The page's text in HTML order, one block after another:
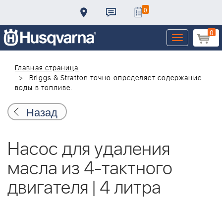
0
0
Toggle
navigation
Главная страница
Briggs & Stratton точно определяет содержание
воды в топливе.
Назад
Насос для удаления
масла из 4-тактного
двигателя | 4 литра